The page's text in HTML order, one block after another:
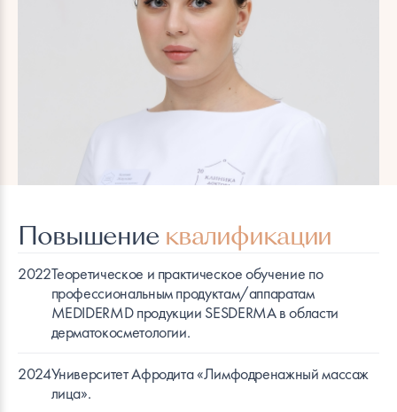
Эcтетическая косметология
Мужская косметология
Повышениеквалификации
2022Теоретическое и практическое обучение по
профессиональным продуктам/аппаратам
MEDIDERMD продукции SESDERMA в области
дерматокосметологии.
2024Университет Афродита «Лимфодренажный массаж
лица».